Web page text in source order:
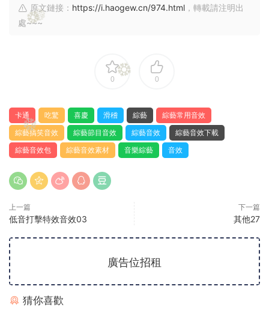
原文鏈接： https://i.haogew.cn/974.html ，轉載請注明出
處~~~
0 0
卡通 吃驚 喜慶 滑稽 綜藝
綜藝常用音效
綜藝搞笑音效
綜藝節目音效 綜藝音效
綜藝音效下載
綜藝音效包
綜藝音效素材 音樂綜藝 音效
上一篇
低音打擊特效音效03
下一篇
其他27
廣告位招租
猜你喜歡